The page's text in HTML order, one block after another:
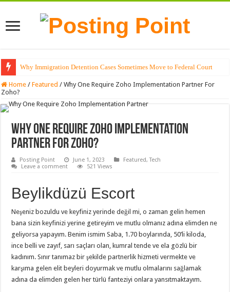
Why Immigration Detention Cases Sometimes Move to Federal Court
Home / Featured / Why One Require Zoho Implementation Partner For
Zoho?
Why One Require Zoho Implementation
Partner For Zoho?
Posting Point June 1, 2023 Featured,Tech
Leave a comment
521 Views
Beylikdüzü Escort
Neşeniz bozuldu ve keyfiniz yerinde değil mi, o zaman gelin hemen
bana sizin keyfinizi yerine getireyim ve mutlu olmanız adına elimden ne
geliyorsa yapayım. Benim ismim Saba, 1.70 boylarında, 50’li kiloda,
ince belli ve zayıf, sarı saçları olan, kumral tende ve ela gözlü bir
kadınım. Sınır tanımaz bir şekilde partnerlik hizmeti vermekte ve
karşıma gelen elit beyleri doyurmak ve mutlu olmalarını sağlamak
adına da elimden gelen her türlü fanteziyi onlara yansıtmaktayım.